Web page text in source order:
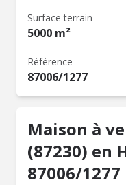
Surface terrain
5000 m²
Référence
87006/1277
Maison à
(87230) en
87006/1277